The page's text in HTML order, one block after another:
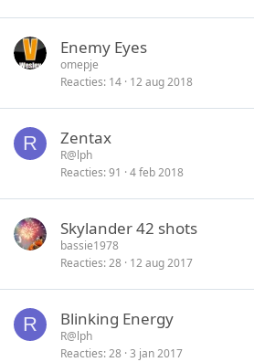
Enemy Eyes
omepje
Reacties 14 12 aug 2018
R Zentax
R@lph
Reacties 91 4 feb 2018
Skylander 42 shots
bassie1978
Reacties 28 12 aug 2017
R Blinking Energy
R@lph
Reacties 28 3 jan 2017